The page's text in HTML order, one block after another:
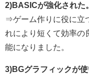
2)BASICが強化された。
⇒ゲーム作りに役に立
れにより短くて効率の
能になりました。
3)BGグラフィックが使